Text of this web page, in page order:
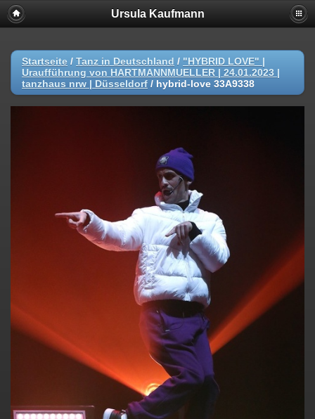
Ursula Kaufmann
Startseite / Tanz in Deutschland / "HYBRID LOVE" |
Uraufführung von HARTMANNMUELLER | 24.01.2023 |
tanzhaus nrw | Düsseldorf / hybrid-love 33A9338